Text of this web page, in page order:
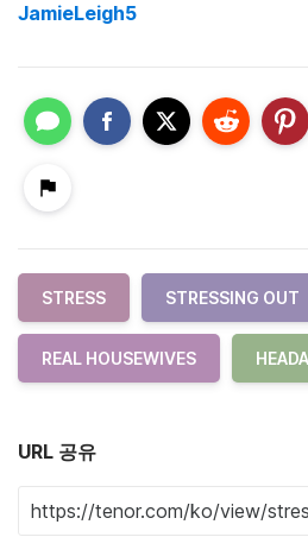
JamieLeigh5
STRESS STRESSING OUT
REAL HOUSEWIVES
URL 공유